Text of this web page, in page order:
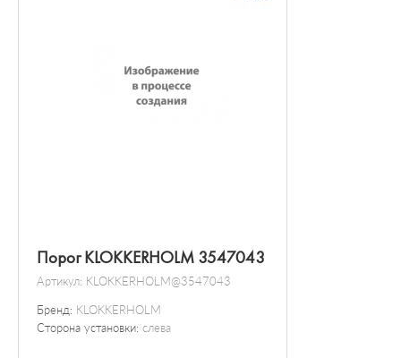
Порог KLOKKERHOLM 3547043
Артикул: KLOKKERHOLM@3547043
Бренд: KLOKKERHOLM
Сторона установки: слева